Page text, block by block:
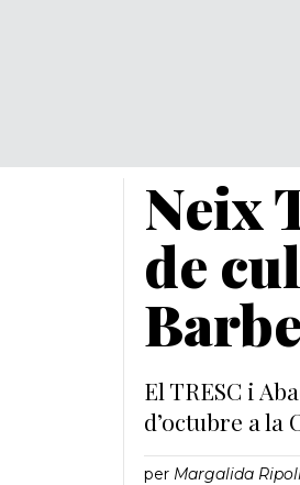
Neix
de
El TRESC i
d’octubre a la
per Margalida